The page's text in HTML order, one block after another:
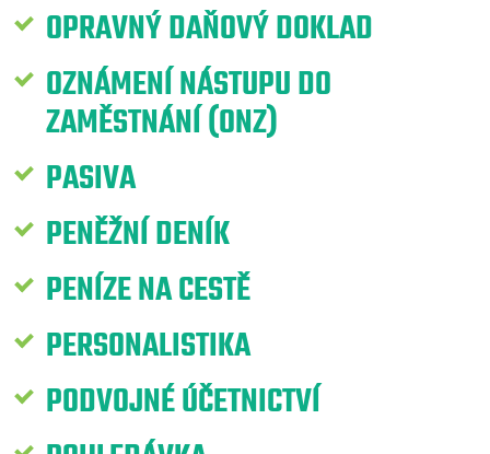
OPRAVNÝ DAŇOVÝ DOKLAD
OZNÁMENÍ NÁSTUPU DO
ZAMĚSTNÁNÍ (ONZ)
PASIVA
PENĚŽNÍ DENÍK
PENÍZE NA CESTĚ
PERSONALISTIKA
PODVOJNÉ ÚČETNICTVÍ